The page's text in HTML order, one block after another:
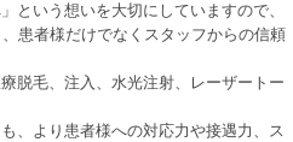
という想いを大切にしていますので、
患者様だけでなくスタッフからの信頼
脱毛、注入、水光注射、レーザートー
、より患者様への対応力や接遇力、ス